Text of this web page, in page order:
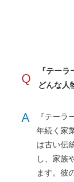
Q
『テー
どんな人
A
『テー
年続く家
は古い伝
し、家族
ます。彼